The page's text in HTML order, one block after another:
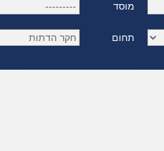
מוסד
תחום